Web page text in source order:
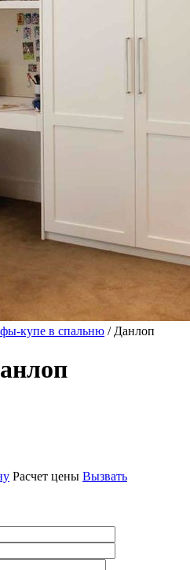
купе в спальню / Данлоп
Расчет цены Вызвать